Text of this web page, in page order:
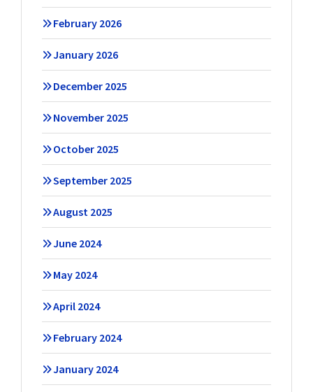
February 2026
January 2026
December 2025
November 2025
October 2025
September 2025
August 2025
June 2024
May 2024
April 2024
February 2024
January 2024